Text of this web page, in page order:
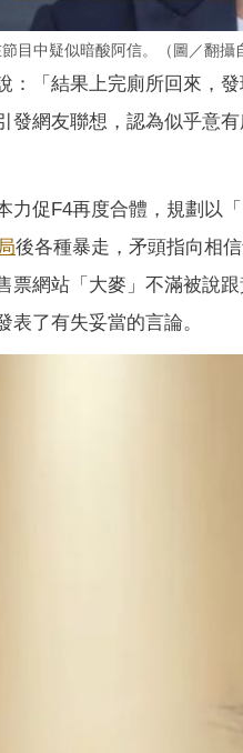
目中疑似暗酸阿信。（圖／翻攝
：「結果上完廁所回來，
發網友聯想，認為似乎意
力促F4再度合體，規劃以
後各種暴走，矛頭指向相
票網站「大麥」不滿被說
表了有失妥當的言論。